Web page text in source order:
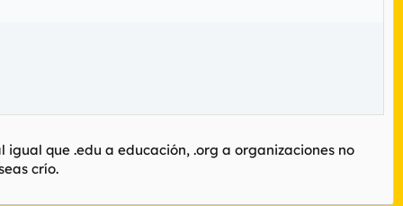
que .edu a educación, .org a organizaciones no
crío.